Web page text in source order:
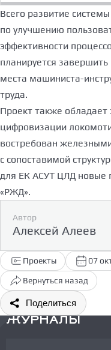
Всего развитие
по улучшению
эффективности
планируется
места машиниста-
труда.
Проект также
цифровизации
востребован
с сопоставимой
для ЕК АСУТ ЦЛД новые
«РЖД».
Автор
Алексей Алеев
Проекты 07
Вернуться назад
Поделиться
ЖУРНАЛЫ